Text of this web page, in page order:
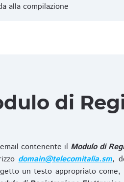
alla compilazione
di
contenente il Modulo di
domain@telecomitalia.sm,
un testo appropriato